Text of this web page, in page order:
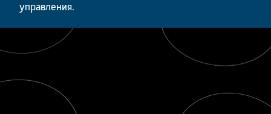
управления.